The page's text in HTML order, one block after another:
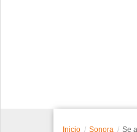
Inicio Sonora Se